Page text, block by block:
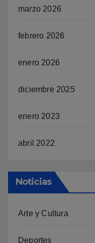
marzo 2026
febrero 2026
enero 2026
diciembre 2025
enero 2023
abril 2022
Noticias
Arte y Cultura
Deportes